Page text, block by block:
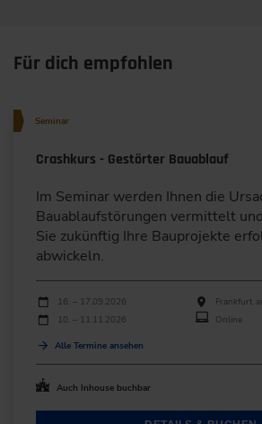
Für dich empfohlen
Seminar
Crashkurs - Gestörter Bauablauf
Im Seminar werden Ihnen die
Bauablaufstörungen vermittelt
Sie zukünftig Ihre Bauprojekte
abwickeln.
Durchführungen
Veranstaltungsdatum Veranstaltungsort
16. – 17.09.2026
Frankfurt
10. – 11.11.2026
Online
Alle Termine ansehen
Auch Inhouse buchbar